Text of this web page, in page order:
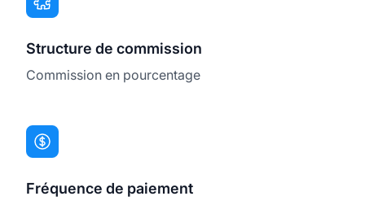
Structure de commission
Commission en pourcentage
Fréquence de paiement